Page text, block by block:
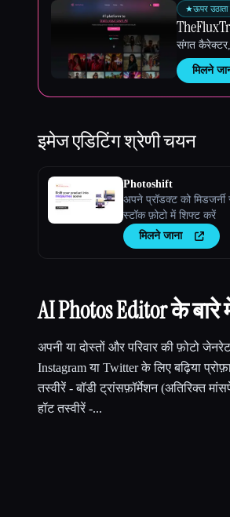
★ऊपर उठाता
संगत कैरेक्टर,
मिलने
इमेज एडिटिंगश्रेणी चयन
Photoshift
अपने प्रॉडक्ट को मिडजर्नी
स्टॉक फ़ोटो में शिफ्ट करें
मिलने जाना
AI Photos Editor के बारे
अपनी या दोस्तों और परिवार की फ़ोटो
Instagram या Twitter के लिए बढ़िया
तस्वीरें - बॉडी ट्रांसफ़ॉर्मेशन (अतिरिक्त
हॉट तस्वीरें -...